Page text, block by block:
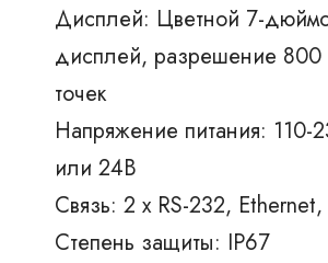
Дисплей: Цветной 7-
дисплей, разрешение
точек
Напряжение питания: 110-
или 24В
Связь: 2 х RS-232,
Степень защиты: IP67